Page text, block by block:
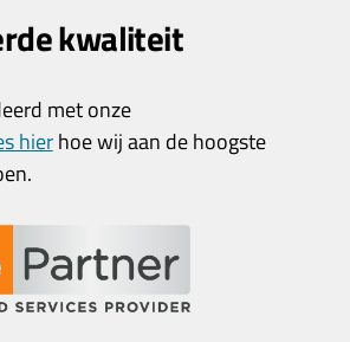
kwaliteit
met onze
hierhoe wij aan de hoogste